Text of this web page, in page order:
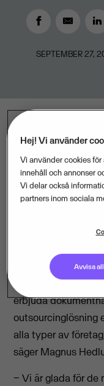
SEPTEMBER 27,
Visma köper S4F
kapacitet inom
S4F Progress AB
verksamhet från
skanningsenheter
− Genom förvärvet
erbjuda
outsourcinglösning
alla typer av
säger Magnus
− Vi är glada för de
Hej! Vi använder
Vi använder cookies
innehåll och annonser
Vi delar också
partners inom sociala
Avvisa